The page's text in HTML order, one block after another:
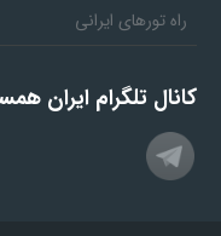
راه تورهای ایرانی
کانال تلگرام ایران